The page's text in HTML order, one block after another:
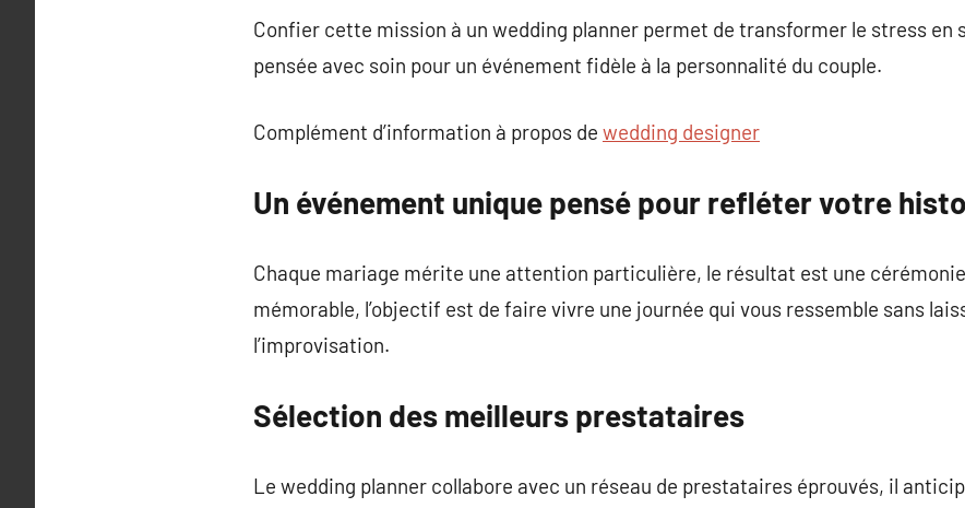
Confier cette mission à un wedding planner permet de transformer le stress en
pensée avec soin pour un événement fidèle à la personnalité du couple.
Complément d’information à propos de wedding designer
Un événement unique pensé pour refléter votre
Chaque mariage mérite une attention particulière, le résultat est une
mémorable, l’objectif est de faire vivre une journée qui vous ressemble sans
l’improvisation.
Sélection des meilleurs prestataires
Le wedding planner collabore avec un réseau de prestataires éprouvés, il